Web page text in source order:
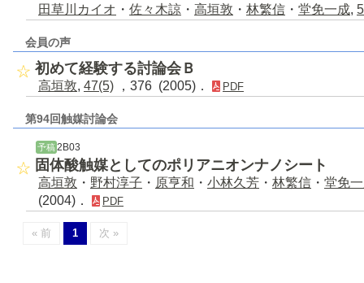
田草川カイオ ・ 佐々木諒 ・ 高垣敦 ・ 林繁信 ・ 堂免一成,
会員の声
初めて経験する討論会Ｂ
高垣敦, 47(5) ，376 (2005)． PDF
第94回触媒討論会
予稿 2B03
固体酸触媒としてのポリアニオンナノシート
高垣敦 ・ 野村淳子 ・ 原亨和 ・ 小林久芳 ・ 林繁信 ・ 堂免
(2004)．
PDF
« 前 1 次 »